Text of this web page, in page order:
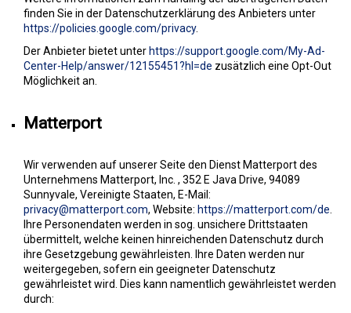
finden Sie in der Datenschutzerklärung des Anbieters unter
https://policies.google.com/privacy.
Der Anbieter bietet unter https://support.google.com/My-Ad-
Center-Help/answer/12155451?hl=de zusätzlich eine Opt-Out
Möglichkeit an.
Matterport
Wir verwenden auf unserer Seite den Dienst Matterport des
Unternehmens Matterport, Inc. , 352 E Java Drive, 94089
Sunnyvale, Vereinigte Staaten, E-Mail:
privacy@matterport.com, Website: https://matterport.com/de
Ihre Personendaten werden in sog. unsichere Drittstaaten
übermittelt, welche keinen hinreichenden Datenschutz durch
ihre Gesetzgebung gewährleisten. Ihre Daten werden nur
weitergegeben, sofern ein geeigneter Datenschutz
gewährleistet wird. Dies kann namentlich gewährleistet werden
durch: